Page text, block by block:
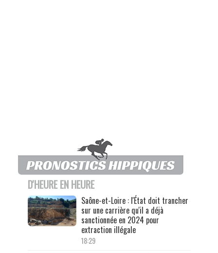
D'HEURE EN HEURE
Saône-et-Loire : l'État doit trancher
sur une carrière qu'il a déjà
sanctionnée en 2024 pour
extraction illégale
18:29